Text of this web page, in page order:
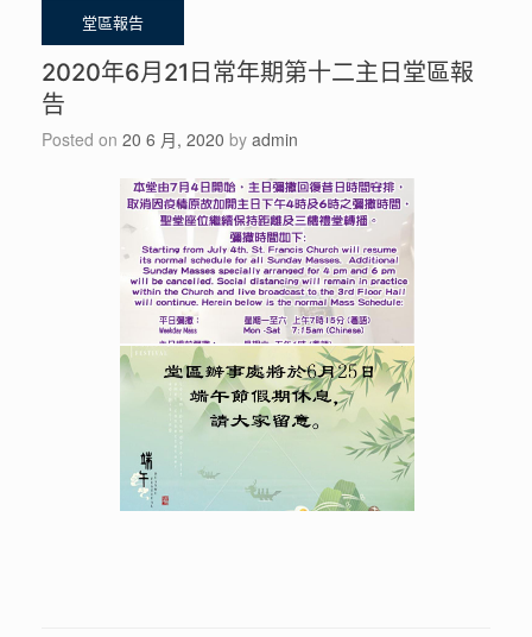
2020年6月21日常年期第十二主日堂區報
告
Posted on 20 6 月, 2020 by admin